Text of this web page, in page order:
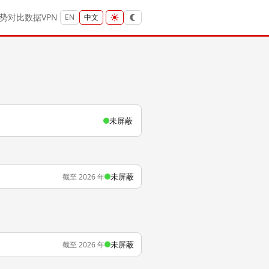
对比数据VPN EN 中文
未屏蔽
截至 2026 年 未屏蔽
截至 2026 年 未屏蔽